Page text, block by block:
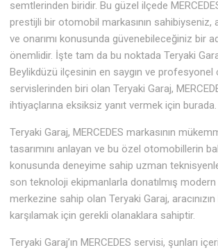
semtlerinden biridir. Bu güzel ilçede
prestijli bir otomobil markasının sahibiyseniz,
ve onarımı konusunda güvenebileceğiniz bir
önemlidir. İşte tam da bu noktada Teryaki
Beylikdüzü ilçesinin en saygın ve
servislerinden biri olan Teryaki Garaj,
ihtiyaçlarına eksiksiz yanıt vermek için burada.
Teryaki Garaj, MERCEDES markasının
tasarımını anlayan ve bu özel otomobillerin
konusunda deneyime sahip uzman
son teknoloji ekipmanlarla donatılmış
merkezine sahip olan Teryaki Garaj, aracınızın
karşılamak için gerekli olanaklara sahiptir.
Teryaki Garaj’ın MERCEDES servisi, şunları